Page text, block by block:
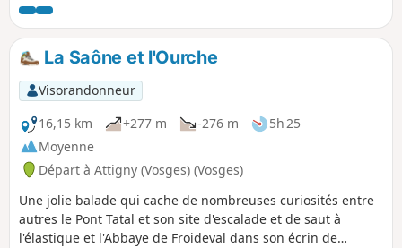
maquisards en août et septembre 1944,
mais surtout lieu de mémoire. Vous
découvrirez également : roches
pétroglyphes, bornes armoriées,
étangs, aires de pique-nique ou de
repos et points de vue sur la montagne
vosgienne. Quelques passages sur
route nous permettent de passer de
forêts en prairies et cultures ainsi qu'en
milieu rural.
La Saône et l'Ourche
Visorandonneur
16,15 km
+277 m -276 m
5h 25
Moyenne
Départ à Attigny (Vosges) (Vosges)
Une jolie balade qui cache de nombreuses curiosités entre
autres le Pont Tatal et son site d'escalade et de saut à
l'élastique et l'Abbaye de Froideval dans son écrin de